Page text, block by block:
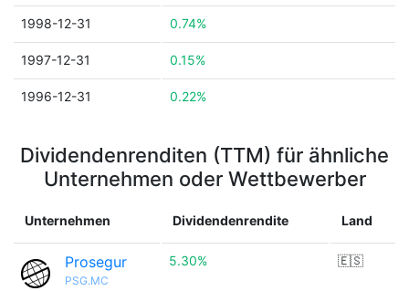
1998-12-31 0.74%
1997-12-31 0.15%
1996-12-31 0.22%
Dividendenrenditen (TTM) für ähnliche
Unternehmen oder Wettbewerber
Unternehmen Dividendenrendite Land
Prosegur
PSG.MC
5.30% 🇪🇸